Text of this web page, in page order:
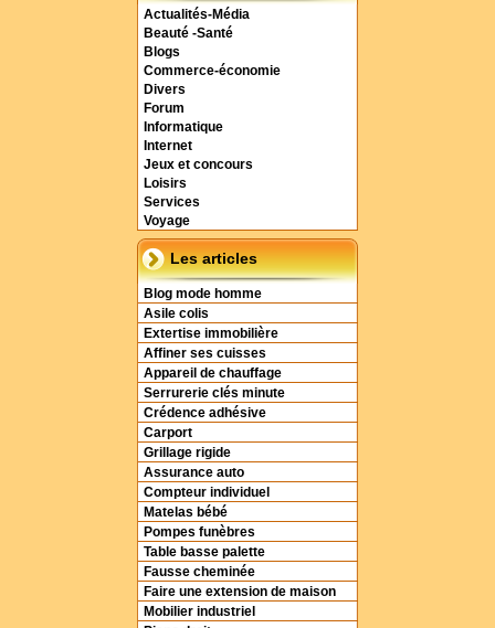
Actualités-Média
Beauté -Santé
Blogs
Commerce-économie
Divers
Forum
Informatique
Internet
Jeux et concours
Loisirs
Services
Voyage
Les articles
Blog mode homme
Asile colis
Extertise immobilière
Affiner ses cuisses
Appareil de chauffage
Serrurerie clés minute
Crédence adhésive
Carport
Grillage rigide
Assurance auto
Compteur individuel
Matelas bébé
Pompes funèbres
Table basse palette
Fausse cheminée
Faire une extension de maison
Mobilier industriel